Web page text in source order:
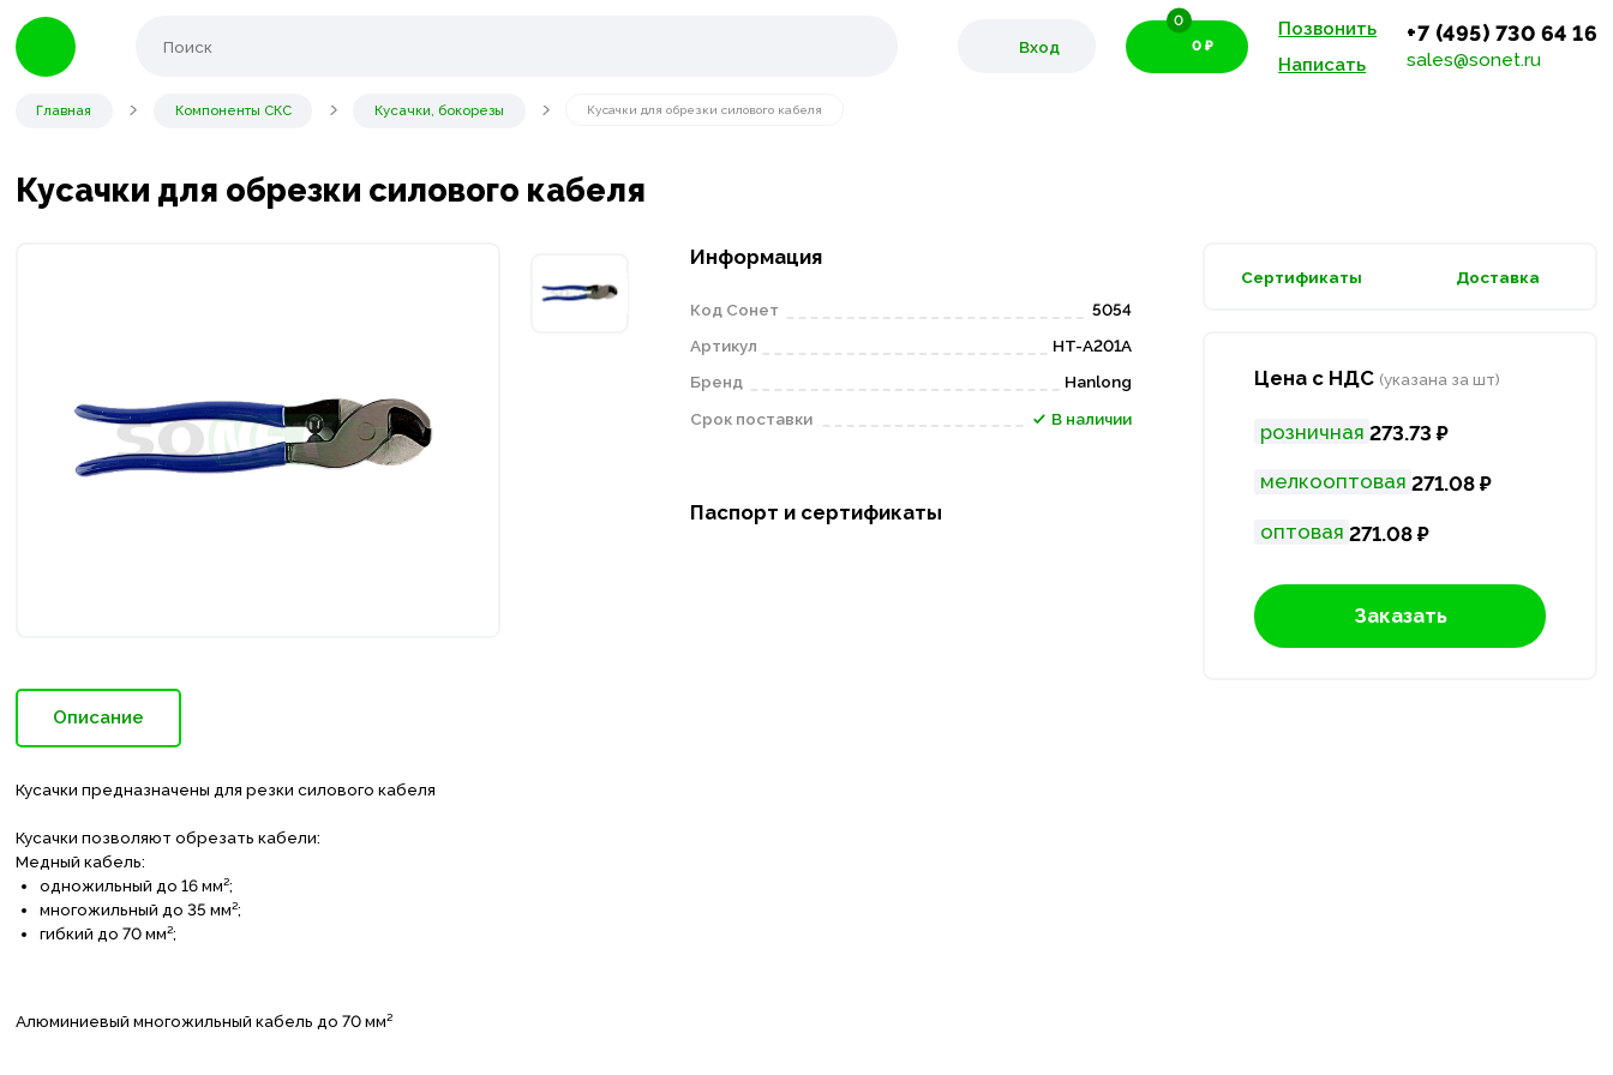
Вход 0 ₽
0
Позвонить
Написать
+7 (495) 730 64 16
sales@sonet.ru
Главная Компоненты СКС Кусачки, бокорезы Кусачки для обрезки силового кабеля
Кусачки для обрезки силового кабеля
Информация
Код Сонет
5054
Артикул
HT-A201A
Бренд
Hanlong
Срок поставки
В наличии
Паспорт и сертификаты
Описание
Кусачки предназначены для резки силового кабеля
Кусачки позволяют обрезать кабели:
Медный кабель:
одножильный до 16 мм²;
многожильный до 35 мм²;
гибкий до 70 мм²;
Алюминиевый многожильный кабель до 70 мм²
Сертификаты Доставка
Цена с НДС (указана за шт)
розничная 273.73 ₽
мелкооптовая 271.08 ₽
оптовая 271.08 ₽
Заказать